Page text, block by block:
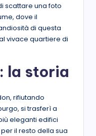
scattare una foto
dove il
di questa
vivace quartiere di
la storia
rifiutando
si trasferì a
eleganti edifici
il resto della sua